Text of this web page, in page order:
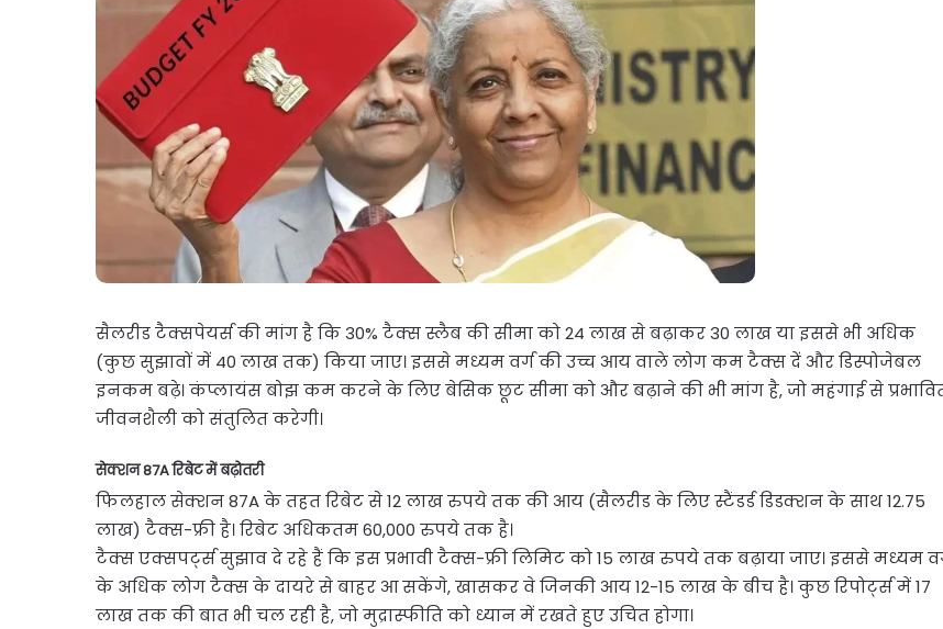
सैलरीड टैक्सपेयर्स की मांग है कि 30% टैक्स स्लैब की सीमा को 24 लाख से बढ़ाकर 30 लाख या इससे भी अधिक
(कुछ सुझावों में 40 लाख तक) किया जाए। इससे मध्यम वर्ग की उच्च आय वाले लोग कम टैक्स दें और डिस्पोजेबल
इनकम बढ़े। कंप्लायंस बोझ कम करने के लिए बेसिक छूट सीमा को और बढ़ाने की भी मांग है, जो महंगाई से
जीवनशैली को संतुलित करेगी।
सेक्शन 87A रिबेट में बढ़ोतरी
फिलहाल सेक्शन 87A के तहत रिबेट से 12 लाख रुपये तक की आय (सैलरीड के लिए स्टैंडर्ड डिडक्शन के साथ 12.75
लाख) टैक्स-फ्री है। रिबेट अधिकतम 60,000 रुपये तक है।
टैक्स एक्सपर्ट्स सुझाव दे रहे हैं कि इस प्रभावी टैक्स-फ्री लिमिट को 15 लाख रुपये तक बढ़ाया जाए। इससे मध्यम
के अधिक लोग टैक्स के दायरे से बाहर आ सकेंगे, खासकर वे जिनकी आय 12-15 लाख के बीच है। कुछ रिपोर्ट्स में 17
लाख तक की बात भी चल रही है, जो मुद्रास्फीति को ध्यान में रखते हुए उचित होगा।